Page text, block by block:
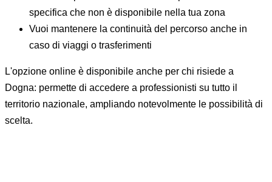
specifica che non è disponibile nella tua zona
Vuoi mantenere la continuità del percorso anche in
caso di viaggi o trasferimenti
L'opzione online è disponibile anche per chi risiede a
Dogna: permette di accedere a professionisti su tutto il
territorio nazionale, ampliando notevolmente le possibilità di
scelta.